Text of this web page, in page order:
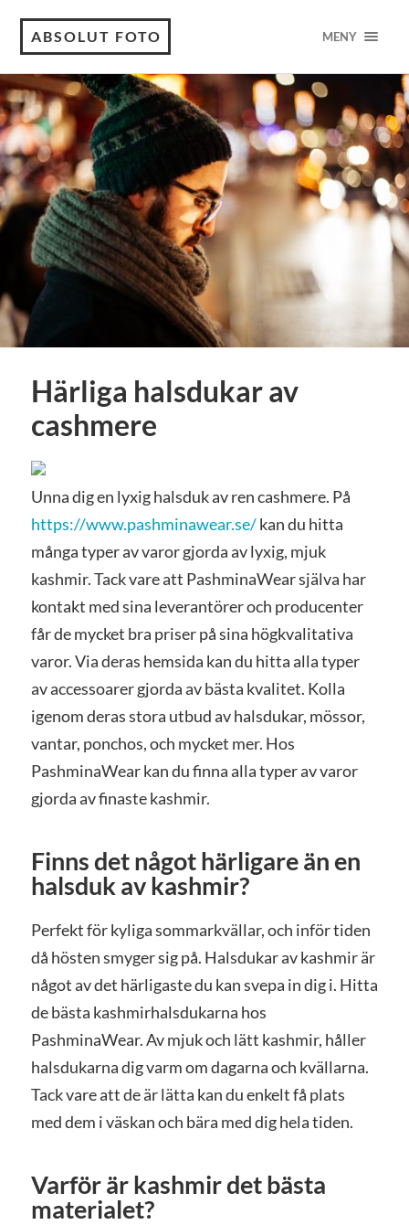
ABSOLUT FOTO MENY
Härliga halsdukar av
cashmere
Unna dig en lyxig halsduk av ren cashmere. På
https://www.pashminawear.se/kan du hitta
många typer av varor gjorda av lyxig, mjuk
kashmir. Tack vare att PashminaWear själva har
kontakt med sina leverantörer och producenter
får de mycket bra priser på sina högkvalitativa
varor. Via deras hemsida kan du hitta alla typer
av accessoarer gjorda av bästa kvalitet. Kolla
igenom deras stora utbud av halsdukar, mössor,
vantar, ponchos, och mycket mer. Hos
PashminaWear kan du finna alla typer av varor
gjorda av finaste kashmir.
Finns det något härligare än en
halsduk av kashmir?
Perfekt för kyliga sommarkvällar, och inför tiden
då hösten smyger sig på. Halsdukar av kashmir är
något av det härligaste du kan svepa in dig i. Hitta
de bästa kashmirhalsdukarna hos
PashminaWear. Av mjuk och lätt kashmir, håller
halsdukarna dig varm om dagarna och kvällarna.
Tack vare att de är lätta kan du enkelt få plats
med dem i väskan och bära med dig hela tiden.
Varför är kashmir det bästa
materialet?